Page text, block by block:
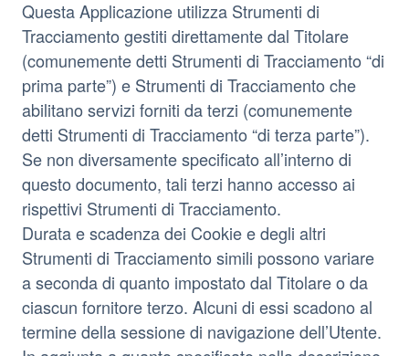
Questa Applicazione utilizza Strumenti di
Tracciamento gestiti direttamente dal Titolare
(comunemente detti Strumenti di Tracciamento “di
prima parte”) e Strumenti di Tracciamento che
abilitano servizi forniti da terzi (comunemente
detti Strumenti di Tracciamento “di terza parte”).
Se non diversamente specificato all’interno di
questo documento, tali terzi hanno accesso ai
rispettivi Strumenti di Tracciamento.
Durata e scadenza dei Cookie e degli altri
Strumenti di Tracciamento simili possono variare
a seconda di quanto impostato dal Titolare o da
ciascun fornitore terzo. Alcuni di essi scadono al
termine della sessione di navigazione dell’Utente.